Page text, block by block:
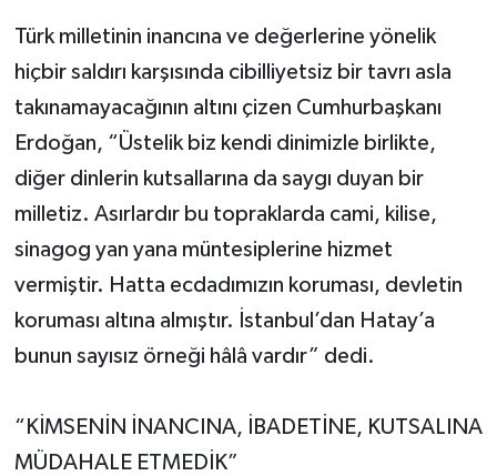
Türk milletinin inancına ve değerlerine yönelik
hiçbir saldırı karşısında cibilliyetsiz bir tavrı asla
takınamayacağının altını çizen Cumhurbaşkanı
Erdoğan, “Üstelik biz kendi dinimizle birlikte,
diğer dinlerin kutsallarına da saygı duyan bir
milletiz. Asırlardır bu topraklarda cami, kilise,
sinagog yan yana müntesiplerine hizmet
vermiştir. Hatta ecdadımızın koruması, devletin
koruması altına almıştır. İstanbul’dan Hatay’a
bunun sayısız örneği hâlâ vardır” dedi.
“KİMSENİN İNANCINA, İBADETİNE, KUTSALINA
MÜDAHALE ETMEDİK”